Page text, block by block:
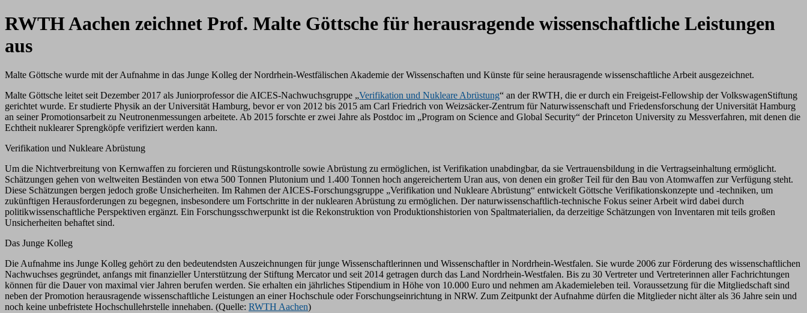
RWTH Aachen zeichnet Prof. Malte Göttsche für herausragende wissenschaftliche Leistungen
aus
Malte Göttsche wurde mit der Aufnahme in das Junge Kolleg der Nordrhein-Westfälischen Akademie der Wissenschaften und Künste für seine herausragende wissenschaftliche Arbeit ausgezeichnet.
Malte Göttsche leitet seit Dezember 2017 als Juniorprofessor die AICES-Nachwuchsgruppe „Verifikation und Nukleare Abrüstung“ an der RWTH, die er durch ein Freigeist-Fellowship der VolkswagenStiftung
gerichtet wurde. Er studierte Physik an der Universität Hamburg, bevor er von 2012 bis 2015 am Carl Friedrich von Weizsäcker-Zentrum für Naturwissenschaft und Friedensforschung der Universität Hamburg
an seiner Promotionsarbeit zu Neutronenmessungen arbeitete. Ab 2015 forschte er zwei Jahre als Postdoc im „Program on Science and Global Security“ der Princeton University zu Messverfahren, mit denen die
Echtheit nuklearer Sprengköpfe verifiziert werden kann.
Verifikation und Nukleare Abrüstung
Um die Nichtverbreitung von Kernwaffen zu forcieren und Rüstungskontrolle sowie Abrüstung zu ermöglichen, ist Verifikation unabdingbar, da sie Vertrauensbildung in die Vertragseinhaltung ermöglicht.
Schätzungen gehen von weltweiten Beständen von etwa 500 Tonnen Plutonium und 1.400 Tonnen hoch angereichertem Uran aus, von denen ein großer Teil für den Bau von Atomwaffen zur Verfügung steht.
Diese Schätzungen bergen jedoch große Unsicherheiten. Im Rahmen der AICES-Forschungsgruppe „Verifikation und Nukleare Abrüstung“ entwickelt Göttsche Verifikationskonzepte und -techniken, um
zukünftigen Herausforderungen zu begegnen, insbesondere um Fortschritte in der nuklearen Abrüstung zu ermöglichen. Der naturwissenschaftlich-technische Fokus seiner Arbeit wird dabei durch
politikwissenschaftliche Perspektiven ergänzt. Ein Forschungsschwerpunkt ist die Rekonstruktion von Produktionshistorien von Spaltmaterialien, da derzeitige Schätzungen von Inventaren mit teils großen
Unsicherheiten behaftet sind.
Das Junge Kolleg
Die Aufnahme ins Junge Kolleg gehört zu den bedeutendsten Auszeichnungen für junge Wissenschaftlerinnen und Wissenschaftler in Nordrhein-Westfalen. Sie wurde 2006 zur Förderung des wissenschaftlichen
Nachwuchses gegründet, anfangs mit finanzieller Unterstützung der Stiftung Mercator und seit 2014 getragen durch das Land Nordrhein-Westfalen. Bis zu 30 Vertreter und Vertreterinnen aller Fachrichtungen
können für die Dauer von maximal vier Jahren berufen werden. Sie erhalten ein jährliches Stipendium in Höhe von 10.000 Euro und nehmen am Akademieleben teil. Voraussetzung für die Mitgliedschaft sind
neben der Promotion herausragende wissenschaftliche Leistungen an einer Hochschule oder Forschungseinrichtung in NRW. Zum Zeitpunkt der Aufnahme dürfen die Mitglieder nicht älter als 36 Jahre sein und
noch keine unbefristete Hochschullehrstelle innehaben. (Quelle: RWTH Aachen)